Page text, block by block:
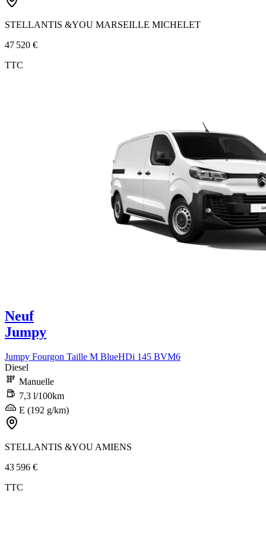
STELLANTIS &YOU MARSEILLE MICHELET
47 520 €
TTC
Neuf
Jumpy
Jumpy Fourgon Taille M BlueHDi 145 BVM6
Diesel
Manuelle
7,3 l/100km
E (192 g/km)
STELLANTIS &YOU AMIENS
43 596 €
TTC